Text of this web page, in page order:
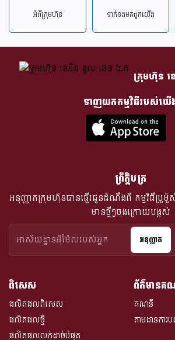
អំពីក្រុមហ៊ុន ទាក់ទង​មក​ពួក​យើង
ក្រុមហ៊ុន​ ខ
ទាញយកកម្មវិធីរបស់យើ
ពិសេស
ផលិតផលពិសេស
ផលិតផលថ្មី
ផលិតផលលក់ដាច់បំផុត
ព័ត៌មានគ
គណនី
តាមដានការ
ព្រឹត្តិបត្រ
អនុញ្ញាតក្រុមហ៊ុនបានផ្ញើរជូនដំណឹងពី​ កម្មវិធីប្
មានថ្មីៗចុងក្រោយបង្អស់
អនុញ្ញាត